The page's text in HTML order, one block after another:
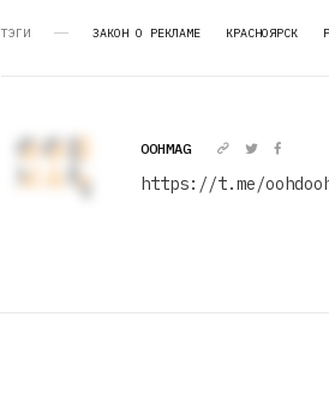
ТЭГИ ЗАКОН О РЕКЛАМЕ КРАСНОЯРСК
OOHMAG
https://t.me/